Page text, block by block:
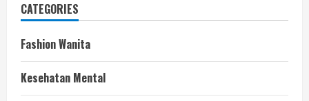
CATEGORIES
Fashion Wanita
Kesehatan Mental